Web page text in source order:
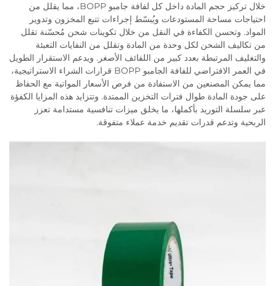
خلال تركيز حجم المادة داخل كل لفافة جامبو BOPP، مما يقلل من
احتياجات مساحة المستودعات ويُبسّط إجراءات تتبع المخزون وتدوير
المواد. وتحسن الكفاءة في النقل من خلال تكوينات شحن مُحسّنة تقلل
من تكاليف الشحن لكل وحدة من المادة وتقلل من النفايات التعبئة
والتغليف المرتبطة بعدد كبير من اللفائف الأصغر. ويدعم الاستقرار الطويل
في العمر الافتراضي للفافة الجامبو BOPP قرارات الشراء الاستراتيجية،
مما يمكن المصنعين من الاستفادة من فرص الأسعار المواتية مع الحفاظ
على جودة المادة طوال فترات التخزين الممتدة. وتتزايد هذه المزايا الكفؤة
عبر سلسلة التوريد بأكملها، ما يخلق ميزات تنافسية مستدامة تعزز
الربحية وتدعم قدرات تقديم خدمة عملاء متفوقة.